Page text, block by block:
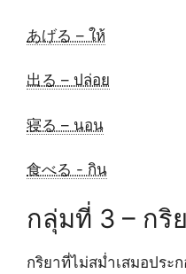
あげる – ให้
出る – ปล่อย
寝る – นอน
食べる - กิน
กลุ่มที่ 3 – กริ
กริยาที่ไม่สม่ำเสมอประ